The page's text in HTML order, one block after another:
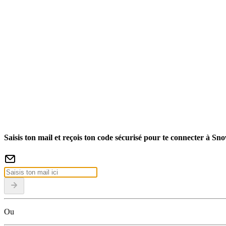
Saisis ton mail et reçois ton code sécurisé pour te connecter à
Ou